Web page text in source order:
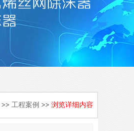
>> 工程案例 >> 浏览详细内容